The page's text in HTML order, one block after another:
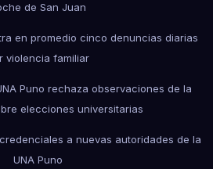
de San Juan
en promedio cinco denuncias diarias
violencia familiar
Puno rechaza observaciones de la
elecciones universitarias
a nuevas autoridades de la
UNA Puno